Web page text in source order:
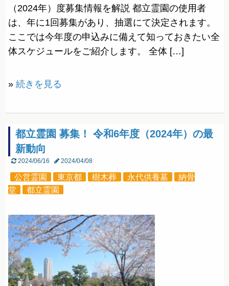
（2024年）度募集情報を解説 都立霊園の使用者
は、年に1回募集があり、抽選にて決定されます。
ここでは今年度の申込みに備えて知っておきたい全
体スケジュールをご紹介します。 全体 […]
» 続きを見る
都立霊園 募集！ 令和6年度（2024年）の最
新動向
2024/06/16 2024/04/08
公営霊園 東京都 樹木葬 永代供養墓
納骨
堂
都立霊園